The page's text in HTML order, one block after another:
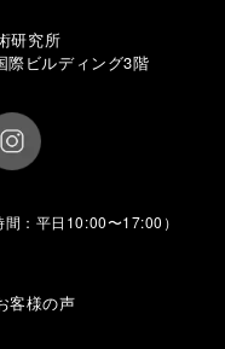
研究所
際ビルディング3階
間：平日10:00〜17:00）
客様の声